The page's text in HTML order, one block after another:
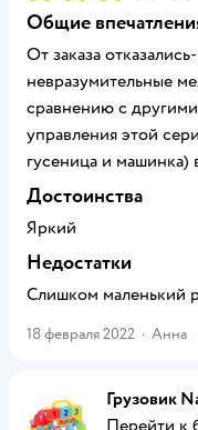
Общие
От заказа
невразумительные
сравнению с
управления этой
гусеница и машинка)
Достоинства
Яркий
Недостатки
Слишком маленький
18 февраля 2022 · Анна
Грузовик
Перейти к